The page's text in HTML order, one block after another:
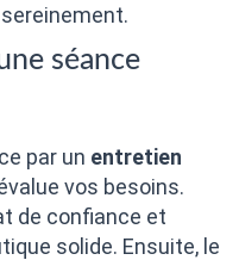
séance
par un entretien
vos besoins.
de confiance et
solide. Ensuite, le